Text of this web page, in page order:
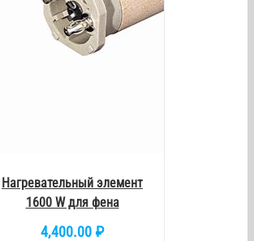
Нагревательный элемент
1600 W для фена
4,400.00 ₽